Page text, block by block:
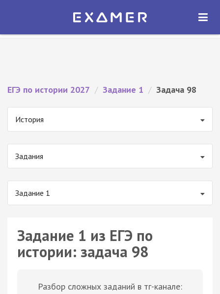
Экзамер — ЕГЭ 2027
ОТКРЫТЬ
ЕГЭ по истории 2027 / Задание 1 / Задача 98
История
Задания
Задание 1
Задание 1 из ЕГЭ по
истории: задача 98
Разбор сложных заданий в тг-канале: